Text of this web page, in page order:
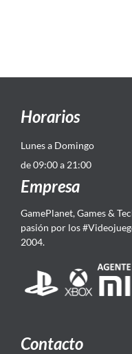
Horarios
Lunes a Domingo
de 09:00 a 21:00
Empresa
GamePlanet, Games &
pasión por los
2004.
Contacto